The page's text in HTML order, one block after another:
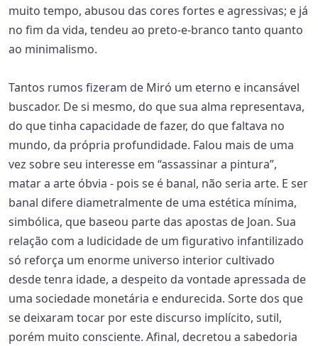
muito tempo, abusou das cores fortes e agressivas; e já
no fim da vida, tendeu ao preto-e-branco tanto quanto
ao minimalismo.
Tantos rumos fizeram de Miró um eterno e incansável
buscador. De si mesmo, do que sua alma representava,
do que tinha capacidade de fazer, do que faltava no
mundo, da própria profundidade. Falou mais de uma
vez sobre seu interesse em “assassinar a pintura”,
matar a arte óbvia - pois se é banal, não seria arte. E ser
banal difere diametralmente de uma estética mínima,
simbólica, que baseou parte das apostas de Joan. Sua
relação com a ludicidade de um figurativo infantilizado
só reforça um enorme universo interior cultivado
desde tenra idade, a despeito da vontade apressada de
uma sociedade monetária e endurecida. Sorte dos que
se deixaram tocar por este discurso implícito, sutil,
porém muito consciente. Afinal, decretou a sabedoria